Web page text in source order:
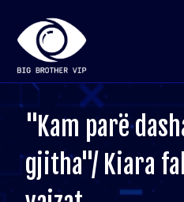
"Kam parë
gjitha"/ Kiara